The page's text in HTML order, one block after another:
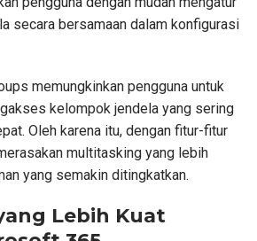
secara bersamaan dalam konfigurasi
memungkinkan pengguna untuk
kelompok jendela yang sering
Oleh karena itu, dengan fitur-fitur
multitasking yang lebih
yang semakin ditingkatkan.
Lebih Kuat